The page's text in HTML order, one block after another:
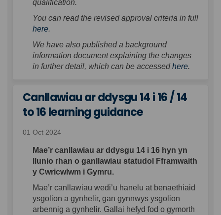
qualification.
You can read the revised approval criteria in full
here(External link)
.
We have also published a background
information document explaining the changes
in further detail, which can be accessedhere(External
.
Canllawiau ar ddysgu 14 i 16 / 14
to 16 learning guidance
01 Oct 2024
Mae’r canllawiau ar ddysgu 14 i 16 hyn yn
llunio rhan o ganllawiau statudol Fframwaith
y Cwricwlwm i Gymru.
Mae’r canllawiau wedi’u hanelu at benaethiaid
ysgolion a gynhelir, gan gynnwys ysgolion
arbennig a gynhelir. Gallai hefyd fod o gymorth